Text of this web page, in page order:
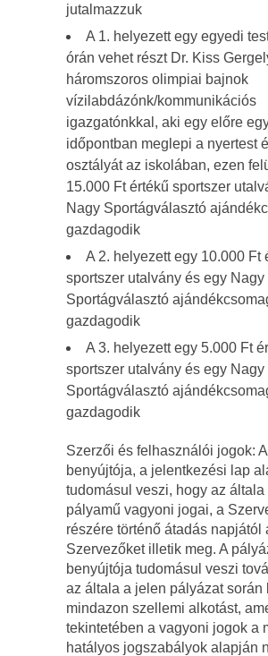
jutalmazzuk
A 1. helyezett egy egyedi
órán vehet részt Dr. Kiss
háromszoros olimpiai bajnok
vízilabdázónk/kommunikációs
igazgatónkkal, aki egy előre
időpontban meglepi a nyertest
osztályát az iskolában, ezen
15.000 Ft értékű sportszer
Nagy Sportágválasztó
gazdagodik
A 2. helyezett egy 10.000 Ft
sportszer utalvány és egy Nagy
Sportágválasztó
gazdagodik
A 3. helyezett egy 5.000 Ft
sportszer utalvány és egy Nagy
Sportágválasztó
gazdagodik
Szerzői és felhasználói jogok:
benyújtója, a jelentkezési lap
tudomásul veszi, hogy az általa
pályamű vagyoni jogai, a
részére történő átadás napjától
Szervezőket illetik meg. A
benyújtója tudomásul veszi
az általa a jelen pályázat során
mindazon szellemi alkotást,
tekintetében a vagyoni jogok a
hatályos jogszabályok alapján